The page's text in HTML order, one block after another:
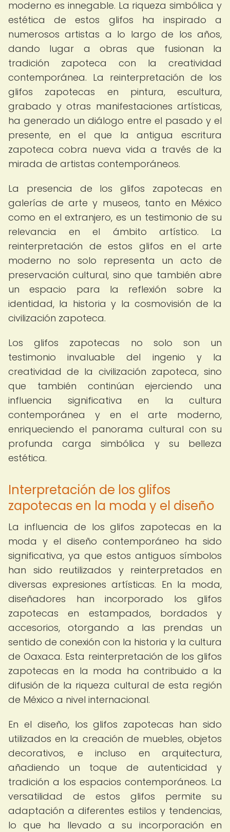
moderno es innegable. La riqueza simbólica y
estética de estos glifos ha inspirado a
numerosos artistas a lo largo de los años,
dando lugar a obras que fusionan la
tradición zapoteca con la creatividad
contemporánea. La reinterpretación de los
glifos zapotecas en pintura, escultura,
grabado y otras manifestaciones artísticas,
ha generado un diálogo entre el pasado y el
presente, en el que la antigua escritura
zapoteca cobra nueva vida a través de la
mirada de artistas contemporáneos.
La presencia de los glifos zapotecas en
galerías de arte y museos, tanto en México
como en el extranjero, es un testimonio de su
relevancia en el ámbito artístico. La
reinterpretación de estos glifos en el arte
moderno no solo representa un acto de
preservación cultural, sino que también abre
un espacio para la reflexión sobre la
identidad, la historia y la cosmovisión de la
civilización zapoteca.
Los glifos zapotecas no solo son un
testimonio invaluable del ingenio y la
creatividad de la civilización zapoteca, sino
que también continúan ejerciendo una
influencia significativa en la cultura
contemporánea y en el arte moderno,
enriqueciendo el panorama cultural con su
profunda carga simbólica y su belleza
estética.
Interpretación de los glifos
zapotecas en la moda y el diseño
La influencia de los glifos zapotecas en la
moda y el diseño contemporáneo ha sido
significativa, ya que estos antiguos símbolos
han sido reutilizados y reinterpretados en
diversas expresiones artísticas. En la moda,
diseñadores han incorporado los glifos
zapotecas en estampados, bordados y
accesorios, otorgando a las prendas un
sentido de conexión con la historia y la cultura
de Oaxaca. Esta reinterpretación de los glifos
zapotecas en la moda ha contribuido a la
difusión de la riqueza cultural de esta región
de México a nivel internacional.
En el diseño, los glifos zapotecas han sido
utilizados en la creación de muebles, objetos
decorativos, e incluso en arquitectura,
añadiendo un toque de autenticidad y
tradición a los espacios contemporáneos. La
versatilidad de estos glifos permite su
adaptación a diferentes estilos y tendencias,
lo que ha llevado a su incorporación en